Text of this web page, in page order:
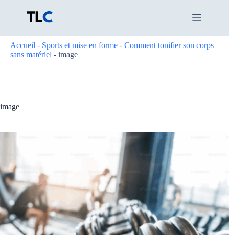
Accueil - Sports et mise en forme - Comment tonifier son corps
sans matériel - image
image